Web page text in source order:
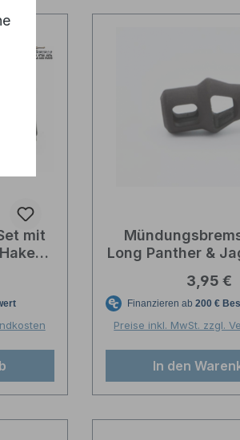
mit
Long Panther &
3,95 €
Preise inkl. MwSt. zzgl.
In den